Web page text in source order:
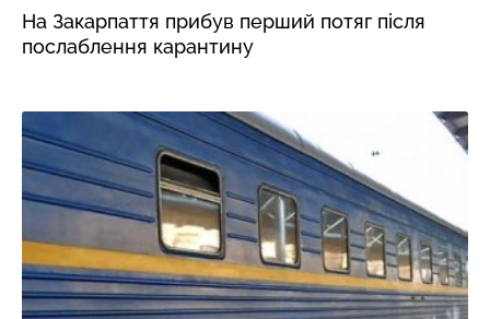
На Закарпаття прибув перший потяг після
послаблення карантину